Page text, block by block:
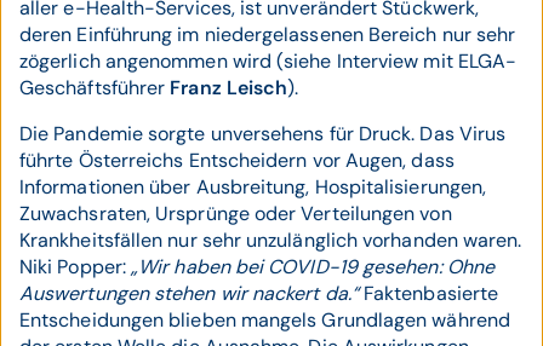
aller e-Health-­Services, ist unverändert Stückwerk,
deren Einführung im niedergelassenen Bereich nur sehr
zögerlich angenommen wird (siehe Interview mit ELGA­-
Geschäftsführer Franz Leisch).
Die Pandemie sorgte unversehens für Druck. Das Virus
führte Österreichs Entscheidern vor Augen, dass
Informationen über Ausbreitung, Hospitalisierungen,
Zuwachsraten, Ursprünge oder Verteilungen von
Krankheitsfällen nur sehr unzulänglich vorhanden waren.
Niki Popper:„Wir haben bei COVID­-19 gesehen: Ohne
Auswertungen stehen wir nackert da.“Faktenbasierte
Entscheidungen blieben mangels Grundlagen während